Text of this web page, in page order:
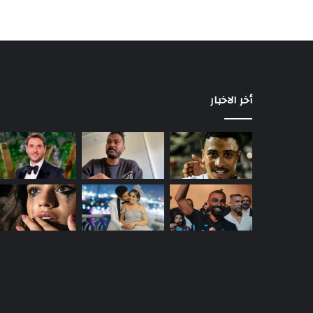
أخر الاخبار
حمدي
الميرغني
يعلن
انفصاله
عن
إسراء
عبد
حمدي الميرغني يعلن انفصاله عن